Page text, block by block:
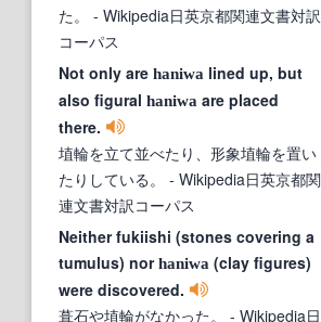
た。
- Wikipedia日英京都関連文書対訳
コーパス
Not only are haniwa lined up, but
also figural haniwa are placed
there.
埴輪を立て並べたり、形象埴輪を置い
たりしている。
- Wikipedia日英京都関
連文書対訳コーパス
Neither fukiishi (stones covering a
tumulus) norhaniwa (clay figures)
were discovered.
葺石や埴輪がなかった。
- Wikipedia日